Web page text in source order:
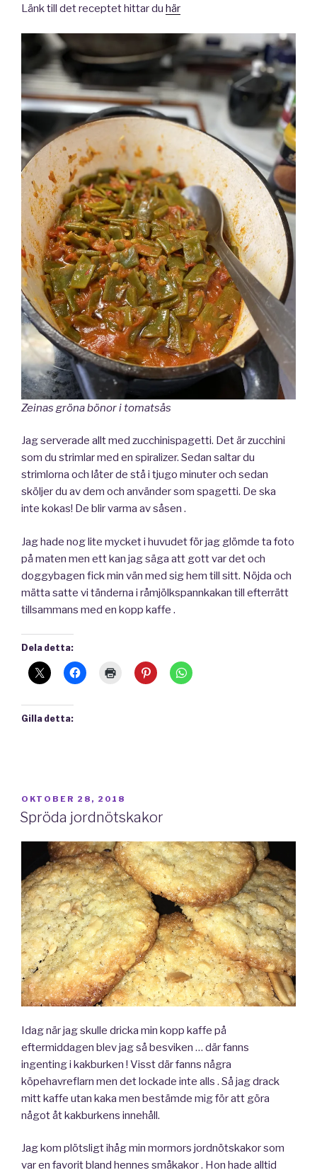
Länk till det receptet hittar du här
Zeinas gröna bönor i tomatsås
Jag serverade allt med zucchinispagetti. Det är zucchini
som du strimlar med en spiralizer. Sedan saltar du
strimlorna och låter de stå i tjugo minuter och sedan
sköljer du av dem och använder som spagetti. De ska
inte kokas! De blir varma av såsen .
Jag hade nog lite mycket i huvudet för jag glömde ta foto
på maten men ett kan jag säga att gott var det och
doggybagen fick min vän med sig hem till sitt. Nöjda och
mätta satte vi tänderna i råmjölkspannkakan till efterrätt
tillsammans med en kopp kaffe .
Dela detta:
Gilla detta:
PUBLICERAT
OKTOBER 28, 2018
Spröda jordnötskakor
Idag när jag skulle dricka min kopp kaffe på
eftermiddagen blev jag så besviken … där fanns
ingenting i kakburken ! Visst där fanns några
köpehavreflarn men det lockade inte alls . Så jag drack
mitt kaffe utan kaka men bestämde mig för att göra
något åt kakburkens innehåll.
Jag kom plötsligt ihåg min mormors jordnötskakor som
var en favorit bland hennes småkakor . Hon hade alltid